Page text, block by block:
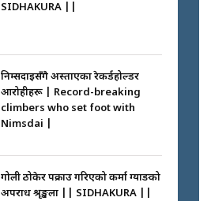
SIDHAKURA ||
निम्सदाइसँगै अस्ताएका रेकर्डहोल्डर
आरोहीहरू | Record-breaking
climbers who set foot with
Nimsdai |
गोली ठोकेर पक्राउ गरिएको कर्मा ग्याङको
अपराध श्रृङ्खला || SIDHAKURA ||